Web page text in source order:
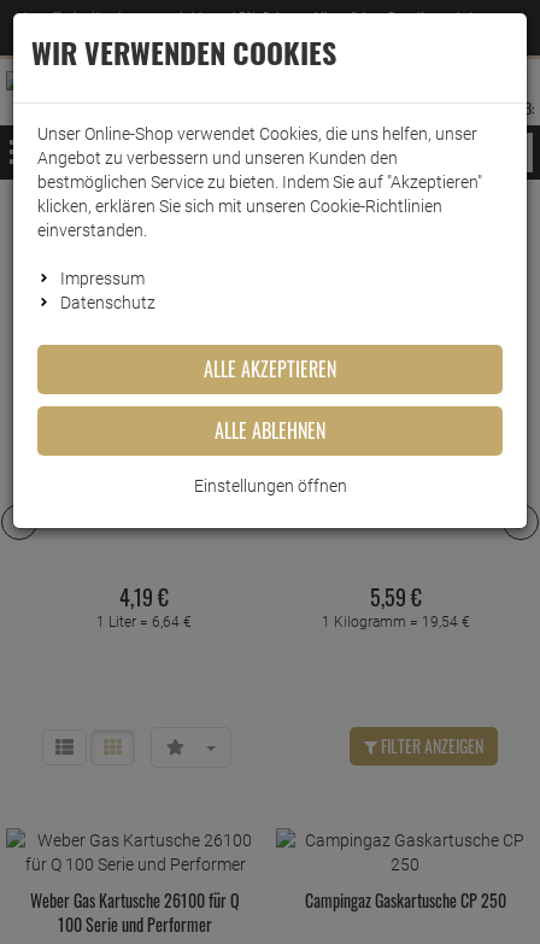
Jetzt für den Newsletter entscheiden und 5% Rabatt auf Ihre nächste Bestellung erhalten
–Zum Newsletter
ANMELDEN
AUFKLAPPEN
MERKZETTEL
WARENKORB:
MENÜ
www.wark24.de Leben & Wohnen Baumarkt Grillzubehör
3
Campingaz Gaskartusche CP 250
4,19€
1 Liter = 6,64 €
8
Campingaz Gaskartusche CV300
5,59€
1 Kilogramm = 19,54 €
FILTER ANZEIGEN
Weber Gas Kartusche 26100 für Q
100 Serie und Performer
Campingaz Gaskartusche CP 250
WIR VERWENDEN COOKIES
Unser Online-Shop verwendet Cookies, die uns helfen, unser
Angebot zu verbessern und unseren Kunden den
bestmöglichen Service zu bieten. Indem Sie auf "Akzeptieren"
klicken, erklären Sie sich mit unseren Cookie-Richtlinien
einverstanden.
Impressum
Datenschutz
ALLE AKZEPTIEREN
ALLE ABLEHNEN
Einstellungen öffnen